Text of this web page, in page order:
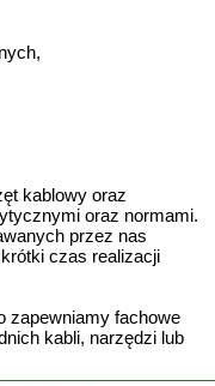
kablowy oraz
oraz normami.
przez nas
czas realizacji
zapewniamy fachowe
kabli, narzędzi lub